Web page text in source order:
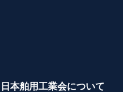
日本舶用工業会について